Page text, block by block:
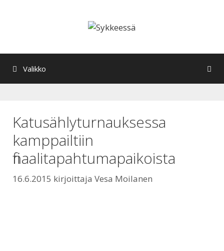
Valikko
Katusählyturnauksessa
kamppailtiin
finaalitapahtumapaikoista
16.6.2015 kirjoittaja Vesa Moilanen